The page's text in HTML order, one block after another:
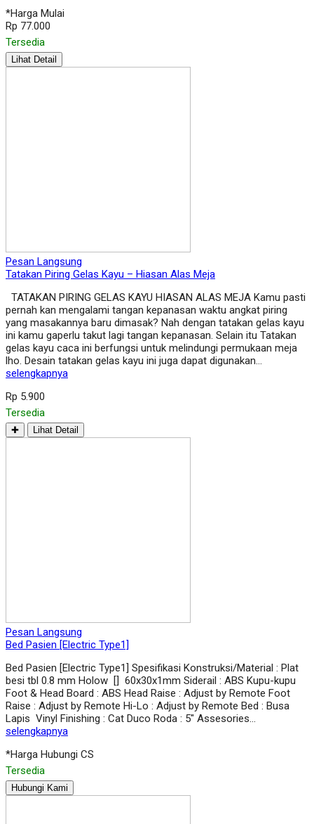
*Harga Mulai
Rp 77.000
Tersedia
Lihat Detail
Pesan Langsung
Tatakan Piring Gelas Kayu – Hiasan Alas Meja
TATAKAN PIRING GELAS KAYU HIASAN ALAS MEJA Kamu pasti
pernah kan mengalami tangan kepanasan waktu angkat piring
yang masakannya baru dimasak? Nah dengan tatakan gelas kayu
ini kamu gaperlu takut lagi tangan kepanasan. Selain itu Tatakan
gelas kayu caca ini berfungsi untuk melindungi permukaan meja
lho. Desain tatakan gelas kayu ini juga dapat digunakan…
selengkapnya
Rp 5.900
Tersedia
✚ Lihat Detail
Pesan Langsung
Bed Pasien [Electric Type1]
Bed Pasien [Electric Type1] Spesifikasi Konstruksi/Material : Plat
besi tbl 0.8 mm Holow [] 60x30x1mm Siderail : ABS Kupu-kupu
Foot & Head Board : ABS Head Raise : Adjust by Remote Foot
Raise : Adjust by Remote Hi-Lo : Adjust by Remote Bed : Busa
Lapis Vinyl Finishing : Cat Duco Roda : 5″ Assesories…
selengkapnya
*Harga Hubungi CS
Tersedia
Hubungi Kami